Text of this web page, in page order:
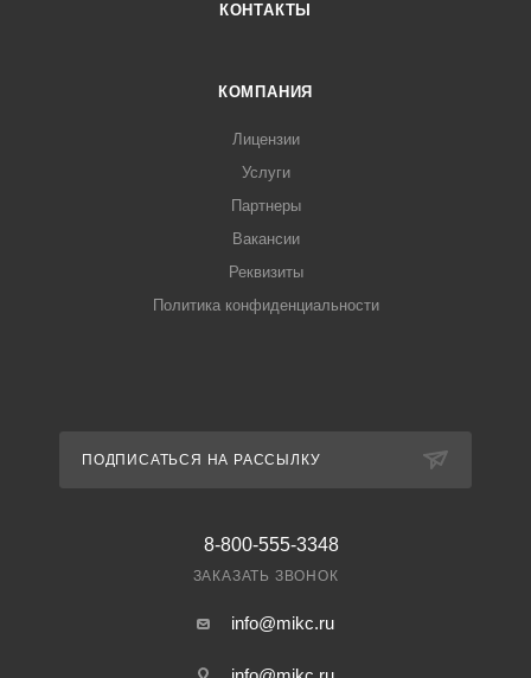
КОНТАКТЫ
КОМПАНИЯ
Лицензии
Услуги
Партнеры
Вакансии
Реквизиты
Политика конфиденциальности
ПОДПИСАТЬСЯ НА РАССЫЛКУ
8-800-555-3348
ЗАКАЗАТЬ ЗВОНОК
info@mikc.ru